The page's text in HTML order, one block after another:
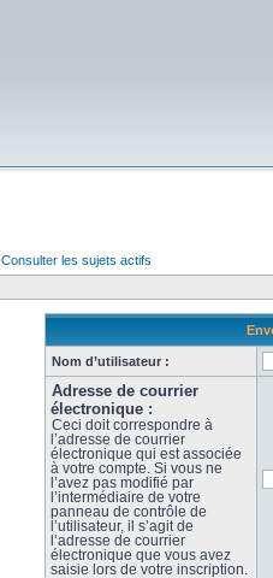
Consulter les sujets actifs
Nom d’utilisateur :
Adresse de courrier
électronique :
Ceci doit correspondre à
l’adresse de courrier
électronique qui est associée
à votre compte. Si vous ne
l’avez pas modifié par
l’intermédiaire de votre
panneau de contrôle de
l’utilisateur, il s’agit de
l’adresse de courrier
électronique que vous avez
saisie lors de votre inscription.